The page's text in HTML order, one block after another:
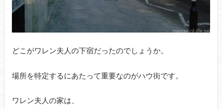
どこがワレン夫人の下宿だったのでしょうか。
場所を特定するにあたって重要なのがハウ街です。
ワレン夫人の家は、